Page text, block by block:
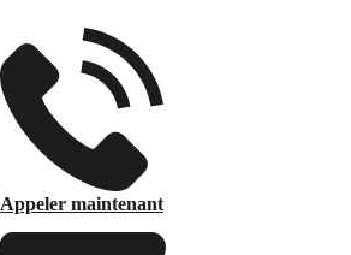
Appeler maintenant